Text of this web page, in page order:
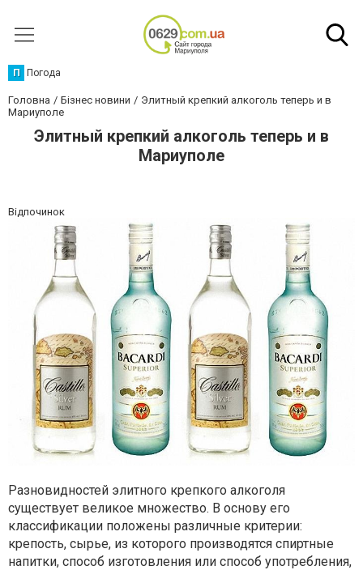
П Погода
Головна Бізнес новини
Элитный крепкий алкоголь теперь и в
Мариуполе
Элитный крепкий алкоголь теперь и в
Мариуполе
Відпочинок
Разновидностей элитного крепкого алкоголя
существует великое множество. В основу его
классификации положены различные критерии:
крепость, сырье, из которого производятся спиртные
напитки, способ изготовления или способ употребления,